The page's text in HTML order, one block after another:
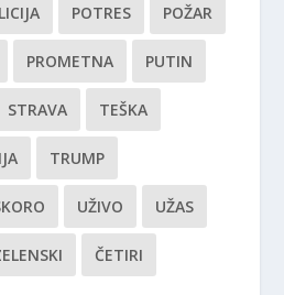
POTRES POŽAR
PROMETNA PUTIN
STRAVA TEŠKA
TRUMP
UŽIVO UŽAS
ČETIRI